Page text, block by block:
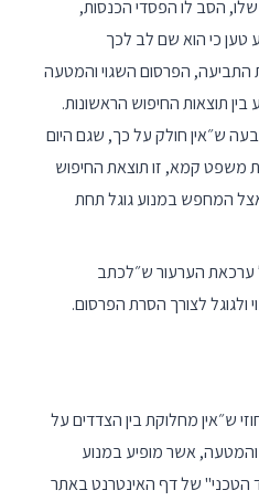
הסב לו הפסדי הכנסות,
טען כי הוא שם לב לכך
הפרסום השגוי והמטעה
בין תוצאות החיפוש הראשונות.
ש״אין חולק על כך, שגם היום
משפט קמא, זו תוצאת החיפוש
המחפש במנוע גוגל תחת
ערכאת הערעור ש״לכתב
ולגוגל לצורך הסרת הפרסום.
ש״אין מחלוקת בין הצדדים על
אשר מופיע במנוע
הטכני" של דף האינטרנט באתר